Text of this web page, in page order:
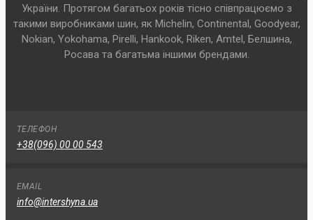
України. Протягом багатьох років тісно співпрацюємо з
такими виробниками шин, як Michelin, Continental, Goodyear,
Nokian, Yokohama, Pirelli, Hankook, Riken, Amtel, Белшина,
Росава та багатьма іншими брендами.
ТЕЛЕФОН
+38(096) 00 00 543
EMAIL
info@intershyna.ua